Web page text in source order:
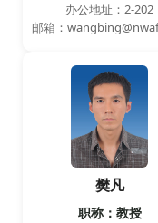
办公地址：2-202
樊凡
职称：教授